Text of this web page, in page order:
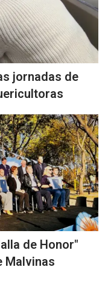
jornadas de
de Honor"
Malvinas